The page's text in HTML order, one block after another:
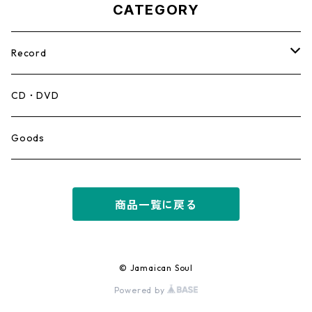
CATEGORY
Record
Mento,Calypso,Ballad
Ska
CD・DVD
Goods
商品一覧に戻る
© Jamaican Soul
Powered by